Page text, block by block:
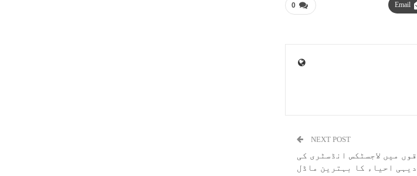
0 Email
NEXT POST
میں لاجسٹکس انڈسٹری کی
احیاء کا بہترین ماڈل